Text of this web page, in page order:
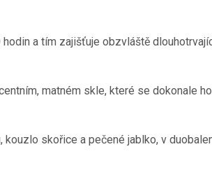
a tím zajišťuje obzvláště
matném skle, které se dokonale
kouzlo skořice a pečené jablko, v